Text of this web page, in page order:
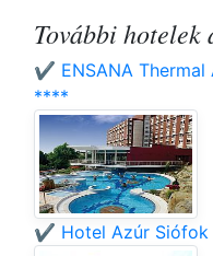
További hotelek
✔️ ENSANA Thermal
****
✔️ Hotel Azúr